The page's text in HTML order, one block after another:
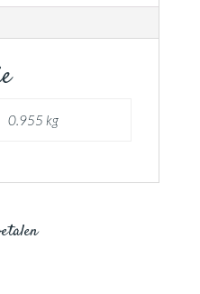
0.955 kg